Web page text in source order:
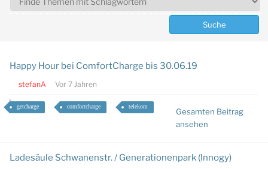
Happy Hour bei ComfortCharge bis 30.06.19
stefanA Vor 7 Jahren
getcharge comfortcharge telekom
Gesamten Beitrag
ansehen
Ladesäule Schwanenstr. / Generationenpark (Innogy)